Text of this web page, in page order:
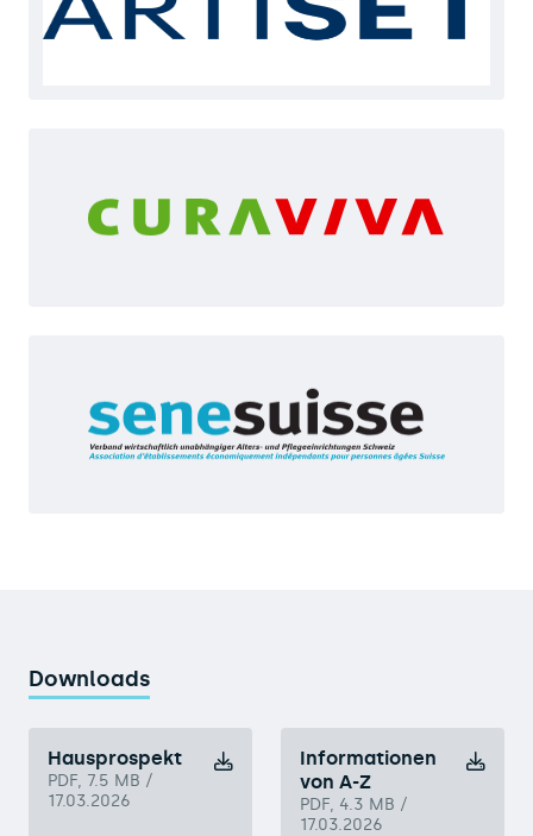
Downloads
Hausprospekt
PDF, 7.5 MB /
17.03.2026
Informationen
von A-Z
PDF, 4.3 MB /
17.03.2026